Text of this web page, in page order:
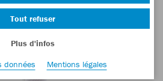
Tout refuser
Plus d'infos
données
Mentions légales